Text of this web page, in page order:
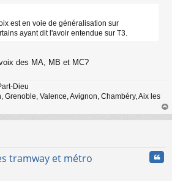
est en voie de généralisation sur
ayant dit l'avoir entendue sur T3.
des MA, MB et MC?
Dieu
Grenoble, Valence, Avignon, Chambéry, Aix les
au
tramway et métro